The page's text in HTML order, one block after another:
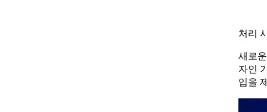
처리
새로
자인
입을